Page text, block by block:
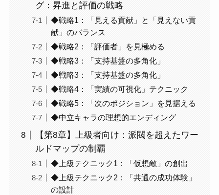
グ：昇進と評価の戦略
◆戦略1：「見える貢献」と「見えない貢
献」のバランス
◆戦略2：「評価者」を見極める
◆戦略3：「支持基盤の多角化」
◆戦略3：「支持基盤の多角化」
◆戦略4：「実績の可視化」テクニック
◆戦略5：「次のポジション」を見据える
◆中立キャラの理想的エンディング
【第8章】上級者向け：派閥を超えたワー
ルドマップの制覇
◆上級テクニック1：「仮想敵」の創出
◆上級テクニック2：「共通の成功体験」
の設計